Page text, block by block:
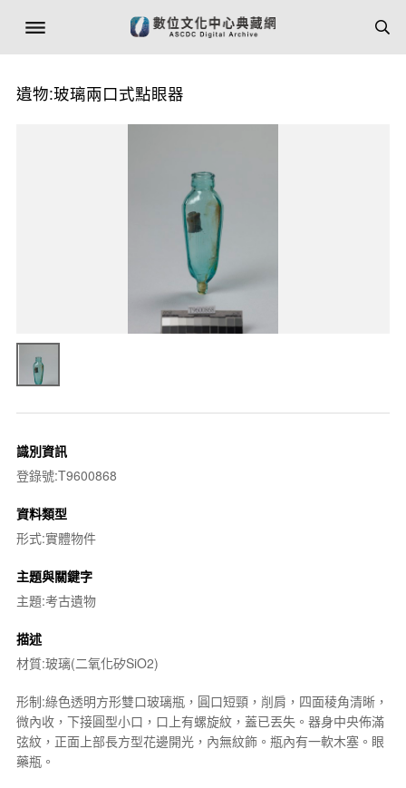
遺物:玻璃兩口式點眼器
識別資訊
登錄號:T9600868
資料類型
形式:實體物件
主題與關鍵字
主題:考古遺物
描述
材質:玻璃(二氧化矽SiO2)
形制:綠色透明方形雙口玻璃瓶，圓口短頸，削肩，四面稜角清晰，
微內收，下接圓型小口，口上有螺旋紋，蓋已丟失。器身中央佈滿
弦紋，正面上部長方型花邊開光，內無紋飾。瓶內有一軟木塞。眼
藥瓶。